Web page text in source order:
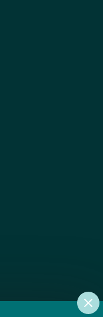
атрактивни